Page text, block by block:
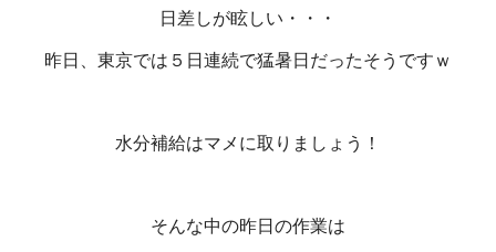
日差しが眩しい・・・
昨日、東京では５日連続で猛暑日だったそうですｗ
水分補給はマメに取りましょう！
そんな中の昨日の作業は